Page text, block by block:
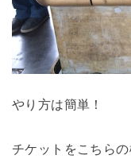
やり方は簡単！
チケットをこちら